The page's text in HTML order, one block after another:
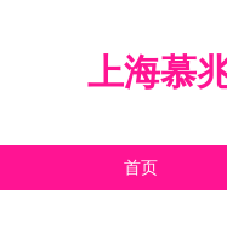
上海慕
首页